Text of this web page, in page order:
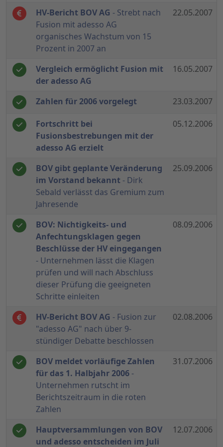
HV-Bericht BOV AG - Strebt nach
Fusion mit adesso AG
organisches Wachstum von 15
Prozent in 2007 an
22.05.2007
Vergleich ermöglicht Fusion mit
der adesso AG
16.05.2007
Zahlen für 2006 vorgelegt 23.03.2007
Fortschritt bei
Fusionsbestrebungen mit der
adesso AG erzielt
05.12.2006
BOV gibt geplante Veränderung
im Vorstand bekannt - Dirk
Sebald verlässt das Gremium zum
Jahresende
25.09.2006
BOV: Nichtigkeits- und
Anfechtungsklagen gegen
Beschlüsse der HV eingegangen
- Unternehmen lässt die Klagen
prüfen und will nach Abschluss
dieser Prüfung die geeigneten
Schritte einleiten
08.09.2006
HV-Bericht BOV AG - Fusion zur
"adesso AG" nach über 9-
stündiger Debatte beschlossen
02.08.2006
BOV meldet vorläufige Zahlen
für das 1. Halbjahr 2006-
Unternehmen rutscht im
Berichtszeitraum in die roten
Zahlen
31.07.2006
Hauptversammlungen von BOV
und adesso entscheiden im Juli
12.07.2006